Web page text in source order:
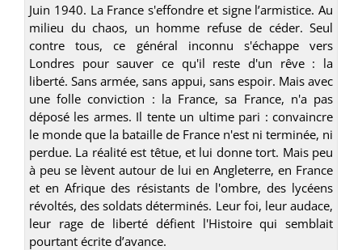
Juin 1940. La France s'effondre et signe l’armistice. Au
milieu du chaos, un homme refuse de céder. Seul
contre tous, ce général inconnu s'échappe vers
Londres pour sauver ce qu'il reste d'un rêve : la
liberté. Sans armée, sans appui, sans espoir. Mais avec
une folle conviction : la France, sa France, n'a pas
déposé les armes. Il tente un ultime pari : convaincre
le monde que la bataille de France n'est ni terminée, ni
perdue. La réalité est têtue, et lui donne tort. Mais peu
à peu se lèvent autour de lui en Angleterre, en France
et en Afrique des résistants de l'ombre, des lycéens
révoltés, des soldats déterminés. Leur foi, leur audace,
leur rage de liberté défient l'Histoire qui semblait
pourtant écrite d’avance.